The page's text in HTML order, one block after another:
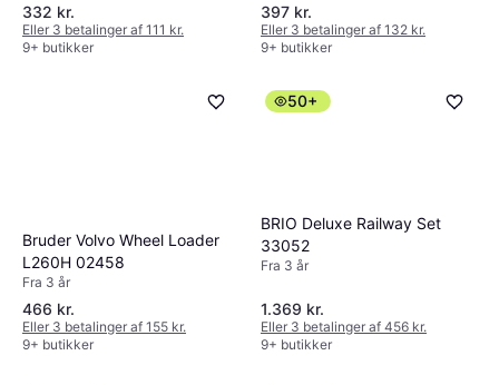
332 kr.
Eller 3 betalinger af 111 kr.
9+ butikker
397 kr.
Eller 3 betalinger af 132 kr.
9+ butikker
Bruder Volvo Wheel Loader
L260H 02458
Fra 3 år
466 kr.
Eller 3 betalinger af 155 kr.
9+ butikker
50+
BRIO Deluxe Railway Set
33052
Fra 3 år
1.369 kr.
Eller 3 betalinger af 456 kr.
9+ butikker